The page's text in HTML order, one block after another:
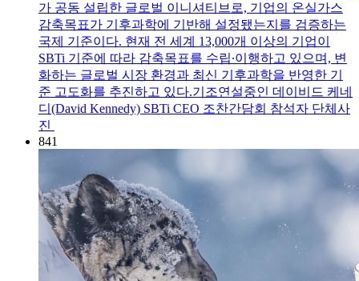
가 공동 설립한 글로벌 이니셔티브로, 기업의 온실가스
감축목표가 기후과학에 기반해 설정됐는지를 검증하는
국제 기준이다. 현재 전 세계 13,000개 이상의 기업이
SBTi 기준에 따라 감축목표를 수립∙이행하고 있으며, 변
화하는 글로벌 시장 환경과 최신 기후과학을 반영한 기
준 고도화를 추진하고 있다.기조연설중인 데이비드 케네
디(David Kennedy) SBTi CEO 조찬간담회 참석자 단체사
진
841